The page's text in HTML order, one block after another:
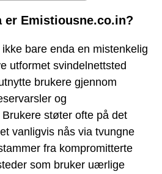
er Emistiousne.co.in?
bare enda en mistenkelig
utformet svindelnettsted
brukere gjennom
og
støter ofte på det
vanligvis nås via tvungne
fra kompromitterte
som bruker uærlige